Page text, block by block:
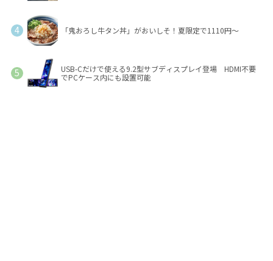
「鬼おろし牛タン丼」がおいしそ！夏限定で1110円～
USB-Cだけで使える9.2型サブディスプレイ登場 HDMI不要
でPCケース内にも設置可能